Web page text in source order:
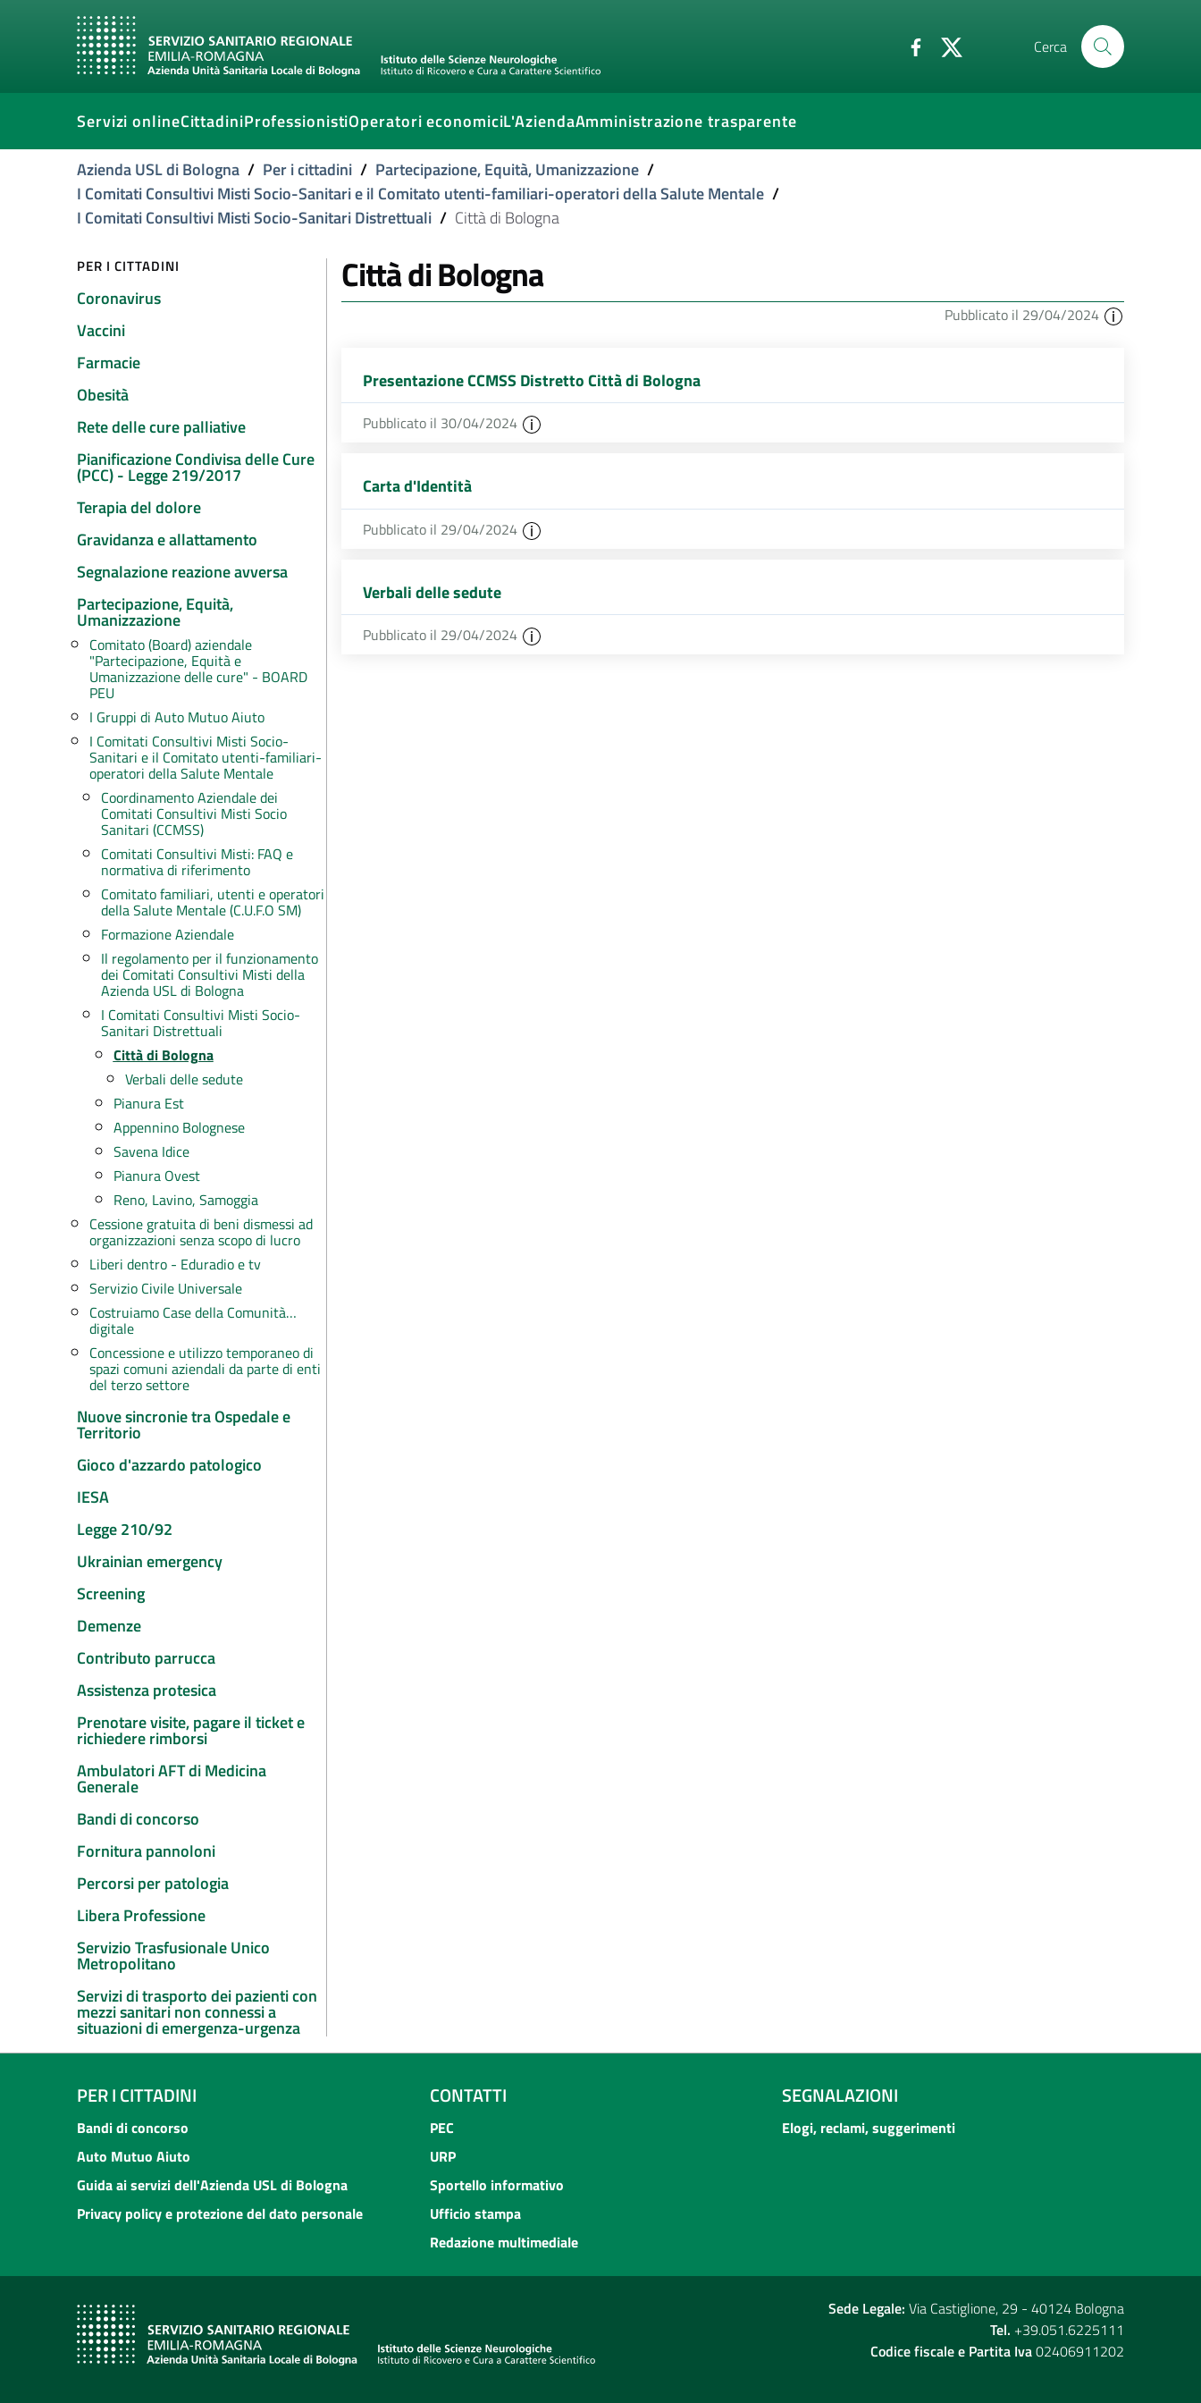
Cerca
Servizi onlineCittadiniProfessionistiOperatori economiciL'AziendaAmministrazione trasparente
Azienda USL di Bologna / Per i cittadini / Partecipazione, Equità, Umanizzazione /
I Comitati Consultivi Misti Socio-Sanitari e il Comitato utenti-familiari-operatori della Salute Mentale /
I Comitati Consultivi Misti Socio-Sanitari Distrettuali / Città di Bologna
PER I CITTADINI
Coronavirus
Vaccini
Farmacie
Obesità
Rete delle cure palliative
Pianificazione Condivisa delle Cure
(PCC) - Legge 219/2017
Terapia del dolore
Gravidanza e allattamento
Segnalazione reazione avversa
Partecipazione, Equità,
Umanizzazione
Comitato (Board) aziendale
"Partecipazione, Equità e
Umanizzazione delle cure" - BOARD
PEU
I Gruppi di Auto Mutuo Aiuto
I Comitati Consultivi Misti Socio-
Sanitari e il Comitato utenti-familiari-
operatori della Salute Mentale
Coordinamento Aziendale dei
Comitati Consultivi Misti Socio
Sanitari (CCMSS)
Comitati Consultivi Misti: FAQ e
normativa di riferimento
Comitato familiari, utenti e operatori
della Salute Mentale (C.U.F.O SM)
Formazione Aziendale
Il regolamento per il funzionamento
dei Comitati Consultivi Misti della
Azienda USL di Bologna
I Comitati Consultivi Misti Socio-
Sanitari Distrettuali
Città di Bologna
Verbali delle sedute
Pianura Est
Appennino Bolognese
Savena Idice
Pianura Ovest
Reno, Lavino, Samoggia
Cessione gratuita di beni dismessi ad
organizzazioni senza scopo di lucro
Liberi dentro - Eduradio e tv
Servizio Civile Universale
Costruiamo Case della Comunità…
digitale
Concessione e utilizzo temporaneo di
spazi comuni aziendali da parte di enti
del terzo settore
Nuove sincronie tra Ospedale e
Territorio
Gioco d'azzardo patologico
IESA
Legge 210/92
Ukrainian emergency
Screening
Demenze
Contributo parrucca
Assistenza protesica
Prenotare visite, pagare il ticket e
richiedere rimborsi
Ambulatori AFT di Medicina
Generale
Bandi di concorso
Fornitura pannoloni
Percorsi per patologia
Libera Professione
Servizio Trasfusionale Unico
Metropolitano
Servizi di trasporto dei pazienti con
mezzi sanitari non connessi a
situazioni di emergenza-urgenza
Città di Bologna
Pubblicato il 29/04/2024
Presentazione CCMSS Distretto Città di Bologna
Pubblicato il 30/04/2024
Carta d'Identità
Pubblicato il 29/04/2024
Verbali delle sedute
Pubblicato il 29/04/2024
PER I CITTADINI
Bandi di concorso
Auto Mutuo Aiuto
Guida ai servizi dell'Azienda USL di Bologna
Privacy policy e protezione del dato personale
CONTATTI
PEC
URP
Sportello informativo
Ufficio stampa
Redazione multimediale
SEGNALAZIONI
Elogi, reclami, suggerimenti
Sede Legale: Via Castiglione, 29 - 40124 Bologna
Tel. +39.051.6225111
Codice fiscale e Partita Iva02406911202